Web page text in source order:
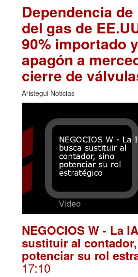
Dependencia
del gas de
90% importado
apagón a
cierre de
Aristegui Noticias
NEGOCIOS W - La
sustituir al
potenciar su rol
17:10